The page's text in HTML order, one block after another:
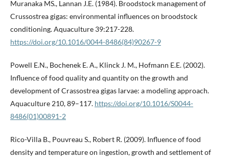
Muranaka MS., Lannan J.E. (1984). Broodstock management of
Crussostrea gigas: environmental influences on broodstock
conditioning. Aquaculture 39:217-228.
https://doi.org/10.1016/0044-8486(84)90267-9
Powell E.N., Bochenek E. A., Klinck J. M., Hofmann E.E. (2002).
Influence of food quality and quantity on the growth and
development of Crassostrea gigas larvae: a modeling approach.
Aquaculture 210, 89–117. https://doi.org/10.1016/S0044-
8486(01)00891-2
Rico-Villa B., Pouvreau S., Robert R. (2009). Influence of food
density and temperature on ingestion, growth and settlement of